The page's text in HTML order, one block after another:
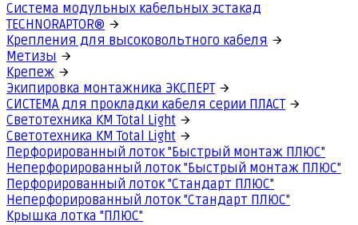
Система модульных кабельных эстакад
TECHNORAPTOR®
Крепления для высоковольтного кабеля
Метизы
Крепеж
Экипировка монтажника ЭКСПЕРТ
СИСТЕМА для прокладки кабеля серии ПЛАСТ
Светотехника КМ Total Light
Светотехника КМ Total Light
Перфорированный лоток "Быстрый монтаж ПЛЮС"
Неперфорированный лоток "Быстрый монтаж ПЛЮС"
Перфорированный лоток "Стандарт ПЛЮС"
Неперфорированный лоток "Стандарт ПЛЮС"
Крышка лотка "ПЛЮС"